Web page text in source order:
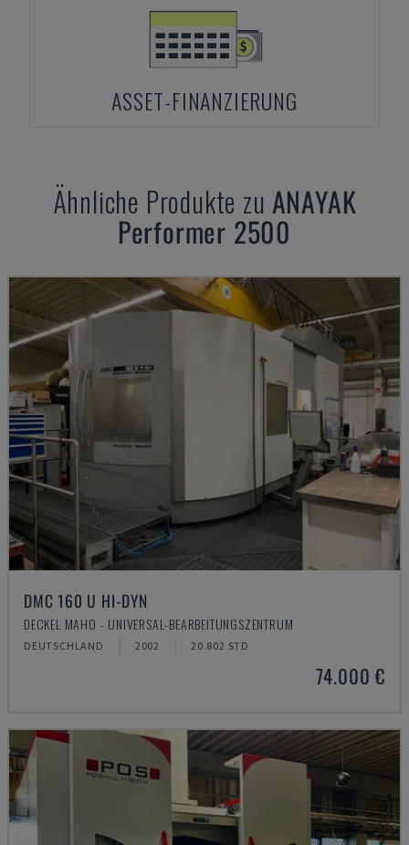
ASSET-FINANZIERUNG
Ähnliche Produkte zu ANAYAK
Performer 2500
DMC 160 U HI-DYN
DECKEL MAHO - UNIVERSAL-BEARBEITUNGSZENTRUM
DEUTSCHLAND 2002 20.802 STD
74.000 €